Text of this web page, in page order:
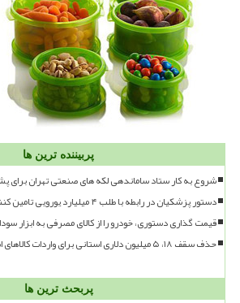
پربیننده ترین ها
شروع به کار ستاد ساماندهی لکه های صنعتی تهران برای
دستور پزشکیان در رابطه با طلب ۴ میلیارد یورویی تامین کنندگان کالاهای اساسی
قیمت گذاری دستوری، خودرو را از کالای مصرفی به ابزار
حذف سقف ۱۸، ۵ میلیون دلاری استانی برای واردات کالاهای اساسی از مرزها
پربحث ترین ها